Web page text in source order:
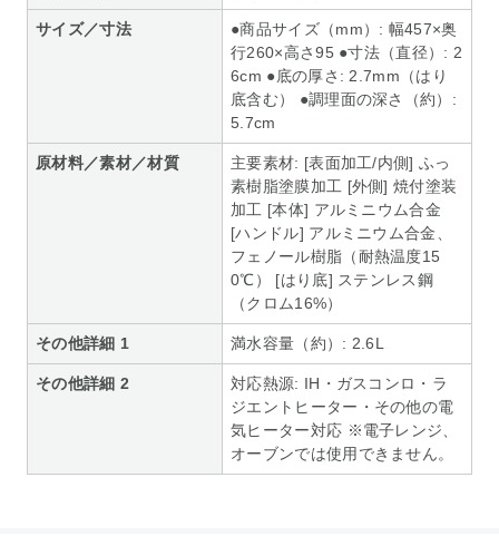
サイズ／寸法
●商品サイズ（mm）: 幅457×奥
行260×高さ95 ●寸法（直径）: 2
6cm ●底の厚さ: 2.7mm（はり
底含む） ●調理面の深さ（約）:
5.7cm
原材料／素材／材質
主要素材: [表面加工/内側] ふっ
素樹脂塗膜加工 [外側] 焼付塗装
加工 [本体] アルミニウム合金
[ハンドル] アルミニウム合金、
フェノール樹脂（耐熱温度15
0℃） [はり底] ステンレス鋼
（クロム16%）
その他詳細 1 満水容量（約）: 2.6L
その他詳細 2
対応熱源: IH・ガスコンロ・ラ
ジエントヒーター・その他の電
気ヒーター対応 ※電子レンジ、
オーブンでは使用できません。